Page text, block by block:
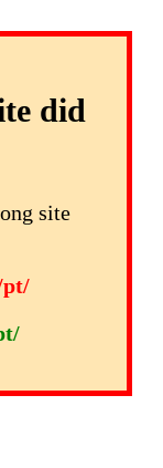
did
site